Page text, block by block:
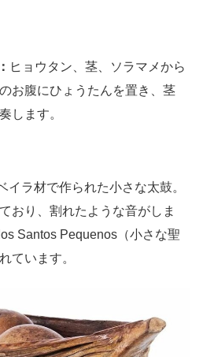
ヒョウタン、茎、ソラマメから
お腹にひょうたんを置き、茎
します。
イラ材で作られた小さな太鼓。
おり、割れたような音がしま
Santos Pequenos（小さな聖
ています。